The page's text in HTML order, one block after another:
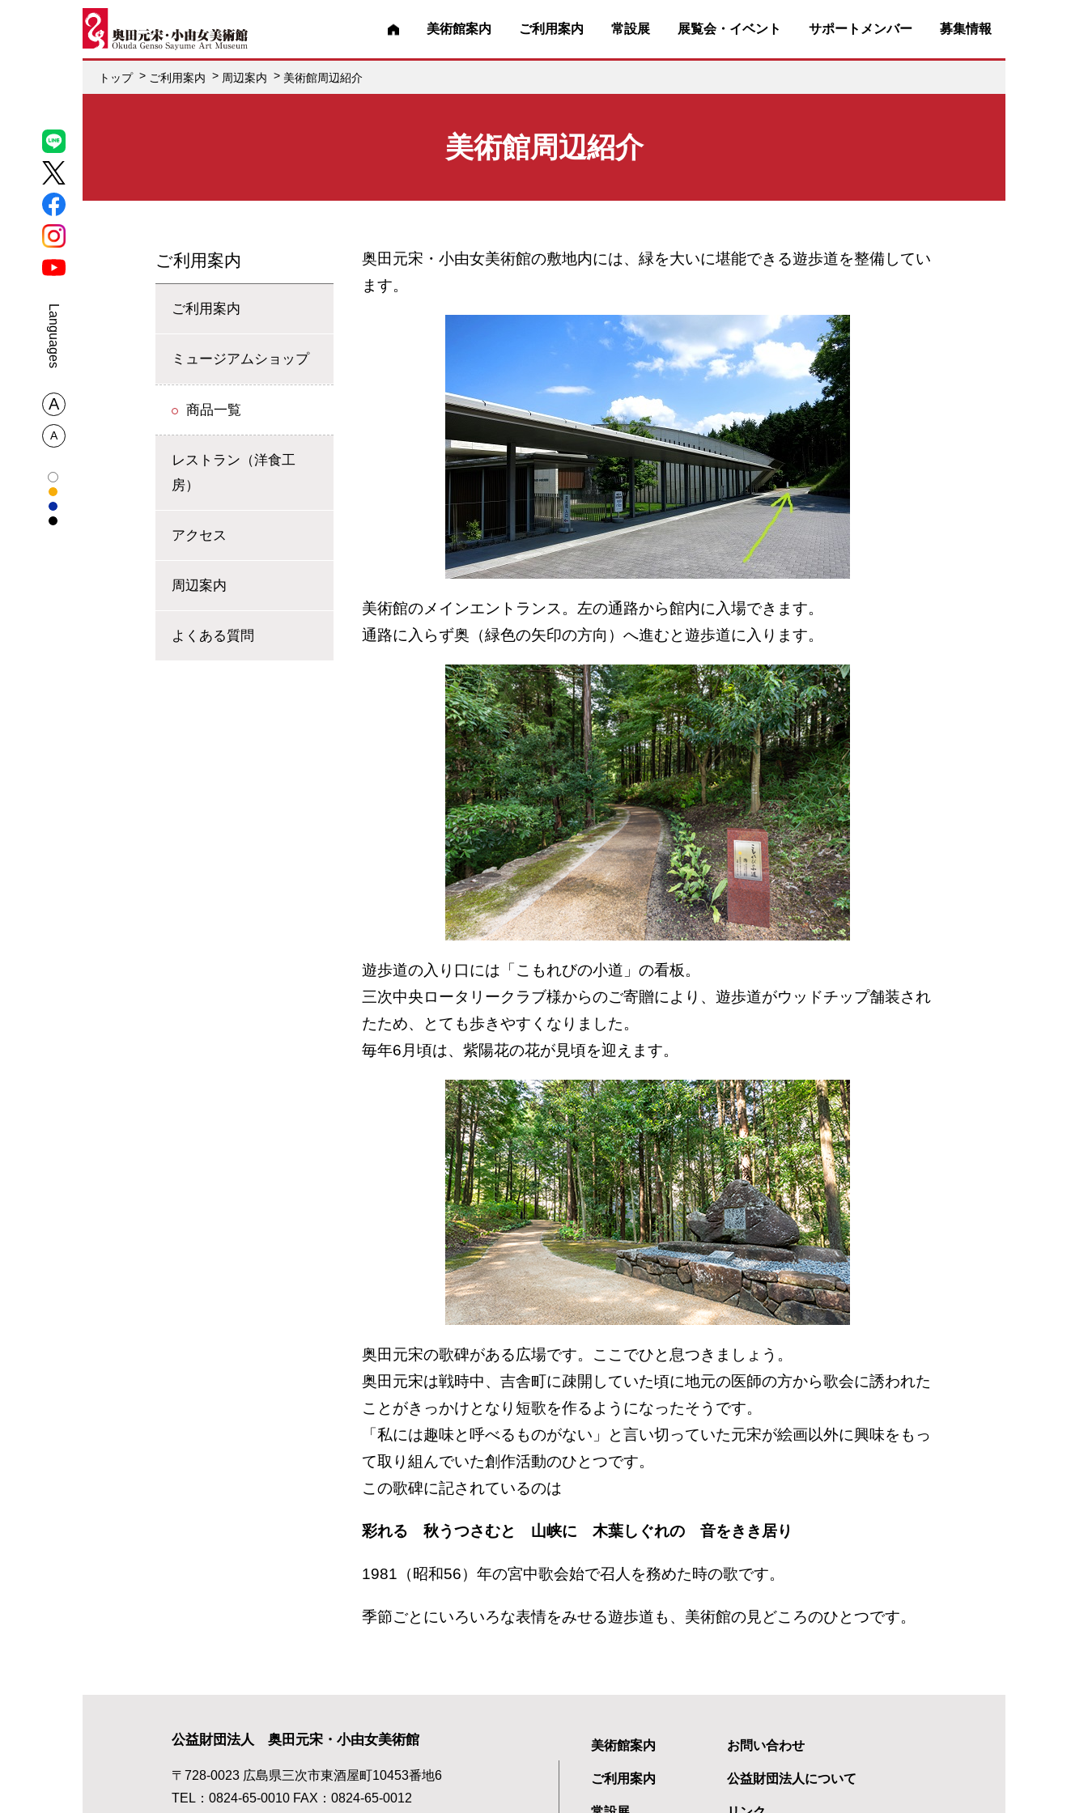
美術館案内 ご利用案内 常設展 展覧会・イベント サポートメンバー 募集情報
▼
トップ ご利用案内 周辺案内 美術館周辺紹介
美術館周辺紹介
奥田元宋・小由女美術館の敷地内には、緑を大いに堪能できる遊歩道を整備してい
ます。
美術館のメインエントランス。左の通路から館内に入場できます。
通路に入らず奥（緑色の矢印の方向）へ進むと遊歩道に入ります。
遊歩道の入り口には「こもれびの小道」の看板。
三次中央ロータリークラブ様からのご寄贈により、遊歩道がウッドチップ舗装され
たため、とても歩きやすくなりました。
毎年6月頃は、紫陽花の花が見頃を迎えます。
奥田元宋の歌碑がある広場です。ここでひと息つきましょう。
奥田元宋は戦時中、吉舎町に疎開していた頃に地元の医師の方から歌会に誘われた
ことがきっかけとなり短歌を作るようになったそうです。
「私には趣味と呼べるものがない」と言い切っていた元宋が絵画以外に興味をもっ
て取り組んでいた創作活動のひとつです。
この歌碑に記されているのは
彩れる 秋うつさむと 山峡に 木葉しぐれの 音をきき居り
1981（昭和56）年の宮中歌会始で召人を務めた時の歌です。
季節ごとにいろいろな表情をみせる遊歩道も、美術館の見どころのひとつです。
ご利用案内
ご利用案内
ミュージアムショップ
商品一覧
レストラン（洋食工
房）
アクセス
周辺案内
よくある質問
公益財団法人 奥田元宋・小由女美術館
〒728-0023 広島県三次市東酒屋町10453番地6
TEL：0824-65-0010 FAX：0824-65-0012
美術館案内
ご利用案内
お問い合わせ
公益財団法人について